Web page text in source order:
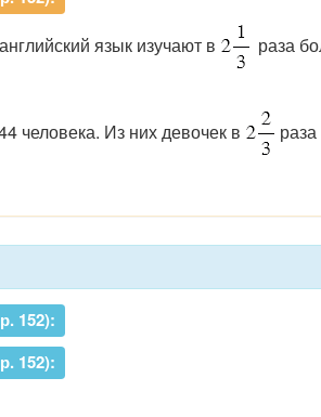
язык изучают в
раза
человека. Из них девочек в
152):
152):